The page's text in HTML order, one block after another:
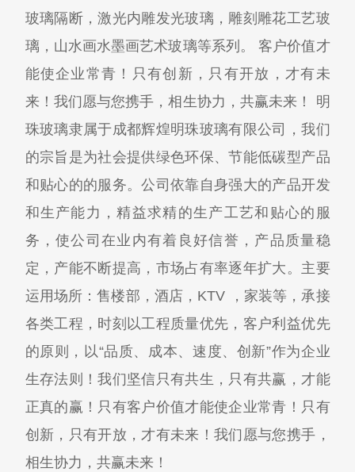
玻璃隔断，激光内雕发光玻璃，雕刻雕花工艺玻
璃，山水画水墨画艺术玻璃等系列。 客户价值才
能使企业常青！只有创新，只有开放，才有未
来！我们愿与您携手，相生协力，共赢未来！ 明
珠玻璃隶属于成都辉煌明珠玻璃有限公司，我们
的宗旨是为社会提供绿色环保、节能低碳型产品
和贴心的的服务。公司依靠自身强大的产品开发
和生产能力，精益求精的生产工艺和贴心的服
务，使公司在业内有着良好信誉，产品质量稳
定，产能不断提高，市场占有率逐年扩大。主要
运用场所：售楼部，酒店，KTV ，家装等，承接
各类工程，时刻以工程质量优先，客户利益优先
的原则，以“品质、成本、速度、创新”作为企业
生存法则！我们坚信只有共生，只有共赢，才能
正真的赢！只有客户价值才能使企业常青！只有
创新，只有开放，才有未来！我们愿与您携手，
相生协力，共赢未来！